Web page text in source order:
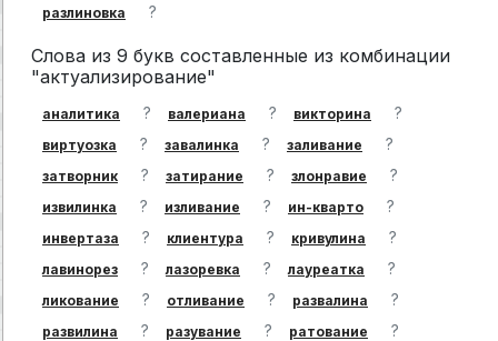
разлиновка ?
Слова из 9 букв составленные из комбинации
"актуализирование"
аналитика ? валериана ? викторина ?
виртуозка ? завалинка ? заливание ?
затворник ? затирание ? злонравие ?
извилинка ? изливание ? ин-кварто ?
инвертаза ? клиентура ? кривулина ?
лавинорез ? лазоревка ? лауреатка ?
ликование ? отливание ? развалина ?
развилина ? разувание ? ратование ?